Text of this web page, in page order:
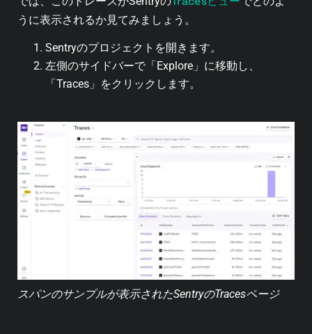
うに表示されるか見てみましょう。
Sentryのプロジェクトを開きます。
左側のサイドバーで「Explore」に移動し、
「Traces」をクリックします。
スパンのサンプルが表示されたSentryのTracesページ